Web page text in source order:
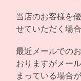
当店のお客様を
せていただく場
最近メールでの
おりますがメー
まっている場合